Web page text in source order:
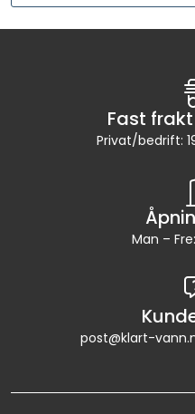
Fast
Privat/bedrift:
Man –
post@klart-
HUS OG HYTTE
KJEMIKALIER
DIFFUSOR